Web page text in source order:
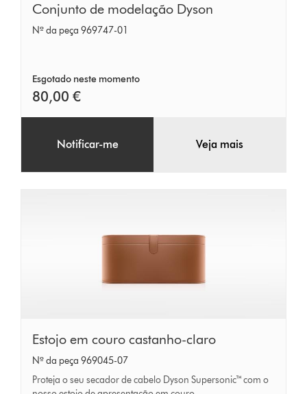
Conjunto
de
Conjunto de modelação Dyson
Nº da peça 969747-01
Esgotado neste momento
80,00 €
Notificar-me Veja mais
Estojo
em
couro
Estojo em couro castanho-claro
Nº da peça 969045-07
Proteja o seu secador de cabelo Dyson Supersonic™ com o